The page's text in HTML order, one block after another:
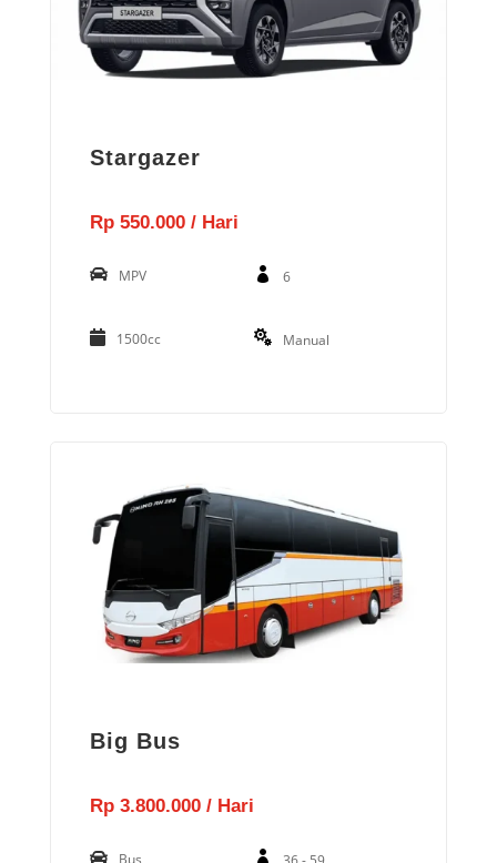
Stargazer
Rp 550.000 / Hari
MPV 6
1500cc Manual
Big Bus
Rp 3.800.000 / Hari
Bus